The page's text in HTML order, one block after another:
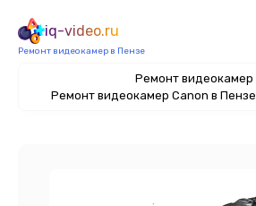
iq-video.ru
Ремонт видеокамер в Пензе
Ремонт видеокамер
Ремонт видеокамер Canon в Пензе